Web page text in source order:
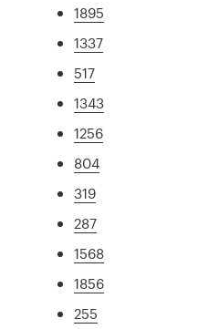
1895
1337
517
1343
1256
804
319
287
1568
1856
255